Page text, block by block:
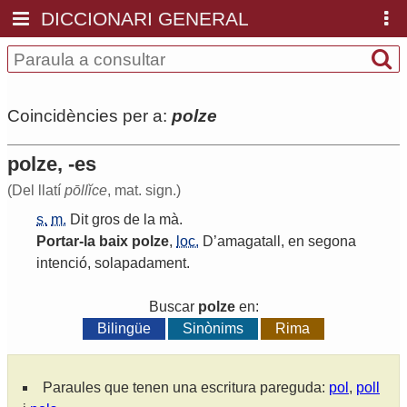
DICCIONARI GENERAL
Coincidències per a: polze
polze, -es
(Del llatí pōllĭce, mat. sign.)
s. m. Dit gros de la mà.
Portar- la baix polze, loc. D’amagatall , en segona
intenció, solapadament.
Buscar polzeen:
Bilingüe
Sinònims Rima
Paraules que tenen una escritura pareguda: pol , poll